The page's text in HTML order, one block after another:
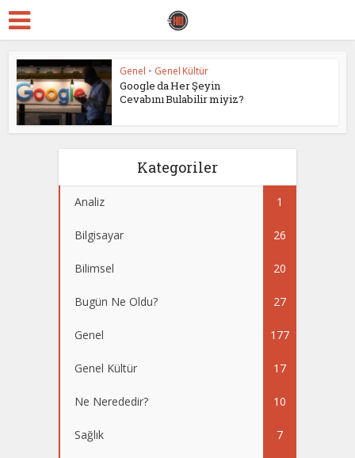
Genel • Genel Kültür
Google da Her Şeyin
Cevabını Bulabilir miyiz?
Kategoriler
Analiz 1
Bilgisayar 26
Bilimsel 20
Bugün Ne Oldu? 27
Genel 177
Genel Kültür 17
Ne Nerededir? 10
Sağlık 7